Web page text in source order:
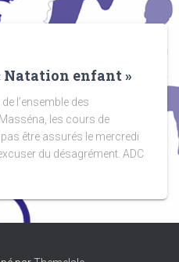
enfant »
l’ensemble des
les cours de
être assurés le mercredi
du désagrément. ADC